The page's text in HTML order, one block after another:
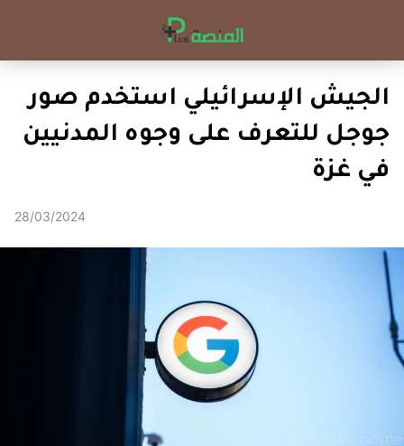
الجيش الإسرائيلي استخدم صور
جوجل للتعرف على وجوه المدنيين
في غزة
28/03/2024